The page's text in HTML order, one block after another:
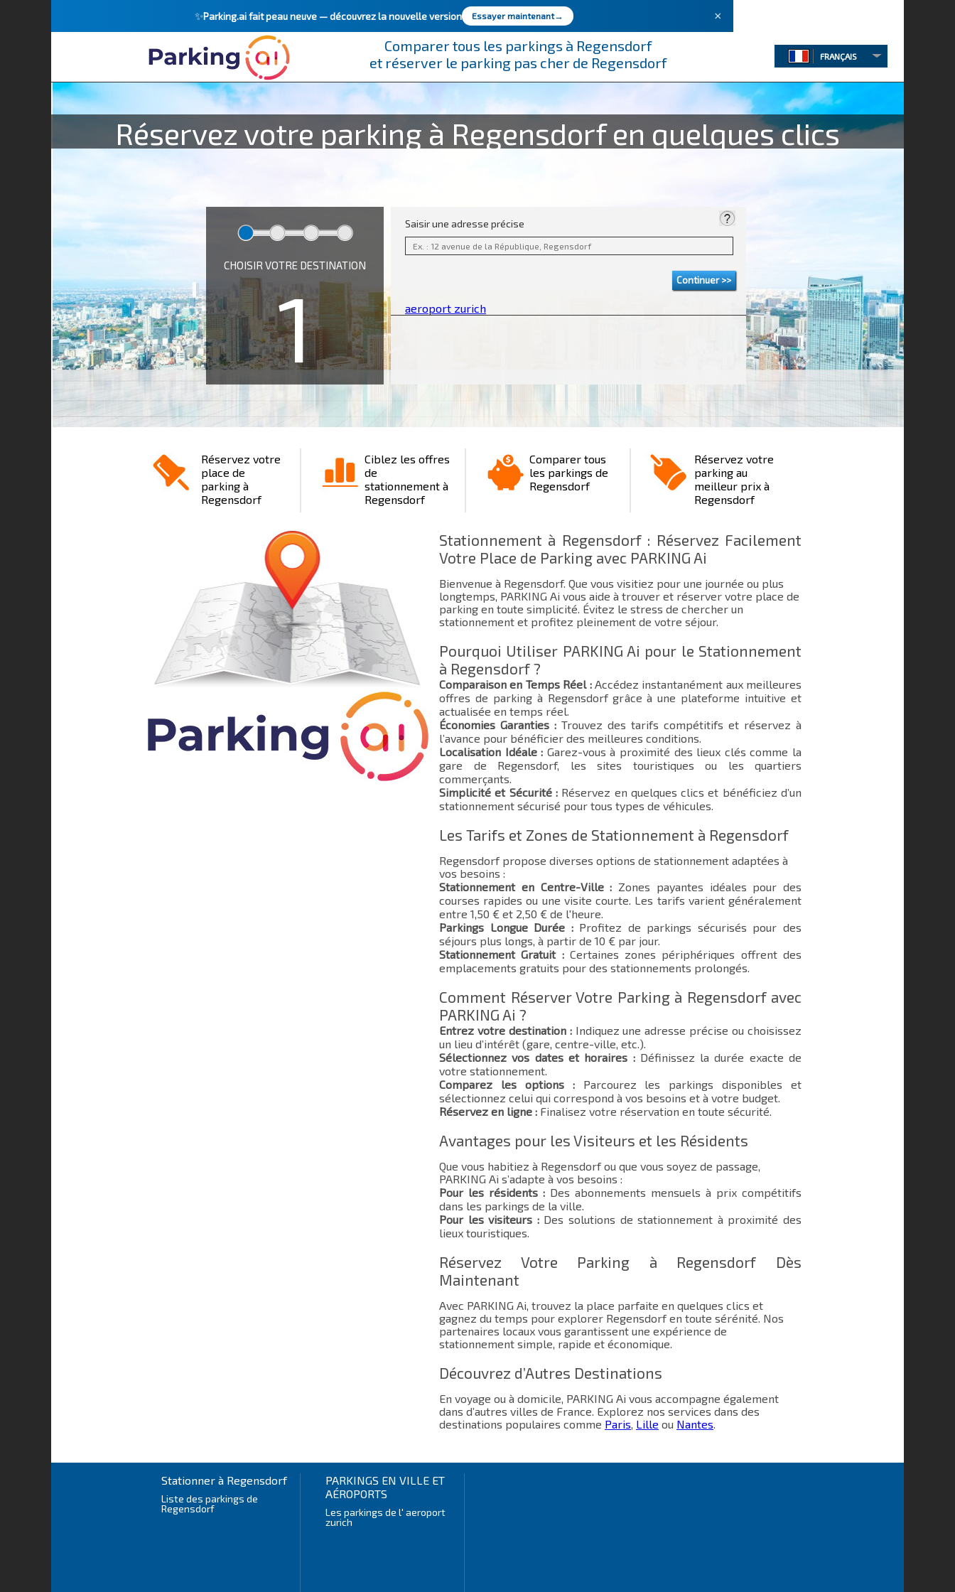
✨Parking.ai fait peau neuve —découvrez la nouvelle version Essayer maintenant→ ×
Comparer tous les parkings à Regensdorf
et réserver le parking pas cher de Regensdorf
FRANÇAIS
Réservez votre parking à Regensdorf en quelques clics
CHOISIR VOTRE DESTINATION
1
Saisir une adresse précise
aeroport zurich
Réservez votre
place de
parking à
Regensdorf
Ciblez les offres
de
stationnement à
Regensdorf
Comparer tous
les parkings de
Regensdorf
Réservez votre
parking au
meilleur prix à
Regensdorf
Stationnement à Regensdorf : Réservez Facilement
Votre Place de Parking avec PARKING Ai
Bienvenue à Regensdorf. Que vous visitiez pour une journée ou plus
longtemps, PARKING Ai vous aide à trouver et réserver votre place de
parking en toute simplicité. Évitez le stress de chercher un
stationnement et profitez pleinement de votre séjour.
Pourquoi Utiliser PARKING Ai pour le Stationnement
à Regensdorf ?
Comparaison en Temps Réel :Accédez instantanément aux meilleures
offres de parking à Regensdorf grâce à une plateforme intuitive et
actualisée en temps réel.
Économies Garanties : Trouvez des tarifs compétitifs et réservez à
l’avance pour bénéficier des meilleures conditions.
Localisation Idéale : Garez-vous à proximité des lieux clés comme la
gare de Regensdorf, les sites touristiques ou les quartiers
commerçants.
Simplicité et Sécurité :Réservez en quelques clics et bénéficiez d’un
stationnement sécurisé pour tous types de véhicules.
Les Tarifs et Zones de Stationnement à Regensdorf
Regensdorf propose diverses options de stationnement adaptées à
vos besoins :
Stationnement en Centre-Ville : Zones payantes idéales pour des
courses rapides ou une visite courte. Les tarifs varient généralement
entre 1,50 € et 2,50 € de l'heure.
Parkings Longue Durée :Profitez de parkings sécurisés pour des
séjours plus longs, à partir de 10 € par jour.
Stationnement Gratuit :Certaines zones périphériques offrent des
emplacements gratuits pour des stationnements prolongés.
Comment Réserver Votre Parking à Regensdorf avec
PARKING Ai ?
Entrez votre destination :Indiquez une adresse précise ou choisissez
un lieu d’intérêt (gare, centre-ville, etc.).
Sélectionnez vos dates et horaires :Définissez la durée exacte de
votre stationnement.
Comparez les options :Parcourez les parkings disponibles et
sélectionnez celui qui correspond à vos besoins et à votre budget.
Réservez en ligne : Finalisez votre réservation en toute sécurité.
Avantages pour les Visiteurs et les Résidents
Que vous habitiez à Regensdorf ou que vous soyez de passage,
PARKING Ai s’adapte à vos besoins :
Pour les résidents : Des abonnements mensuels à prix compétitifs
dans les parkings de la ville.
Pour les visiteurs :Des solutions de stationnement à proximité des
lieux touristiques.
Réservez Votre Parking à Regensdorf Dès
Maintenant
Avec PARKING Ai, trouvez la place parfaite en quelques clics et
gagnez du temps pour explorer Regensdorf en toute sérénité. Nos
partenaires locaux vous garantissent une expérience de
stationnement simple, rapide et économique.
Découvrez d’Autres Destinations
En voyage ou à domicile, PARKING Ai vous accompagne également
dans d’autres villes de France. Explorez nos services dans des
destinations populaires comme Paris, Lille ou Nantes.
Stationner à Regensdorf
Liste des parkings de
Regensdorf
PARKINGS EN VILLE ET
AÉROPORTS
Les parkings de l' aeroport
zurich